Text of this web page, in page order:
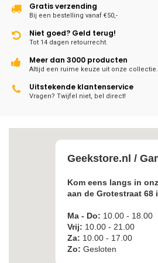
Gratis verzending
Bij een bestelling vanaf €50,-
Niet goed? Geld terug!
Tot 14 dagen retourrecht.
Meer dan 3000 producten
Altijd een ruime keuze uit onze collectie.
Uitstekende klantenservice
Vragen? Twijfel niet, bel direct!